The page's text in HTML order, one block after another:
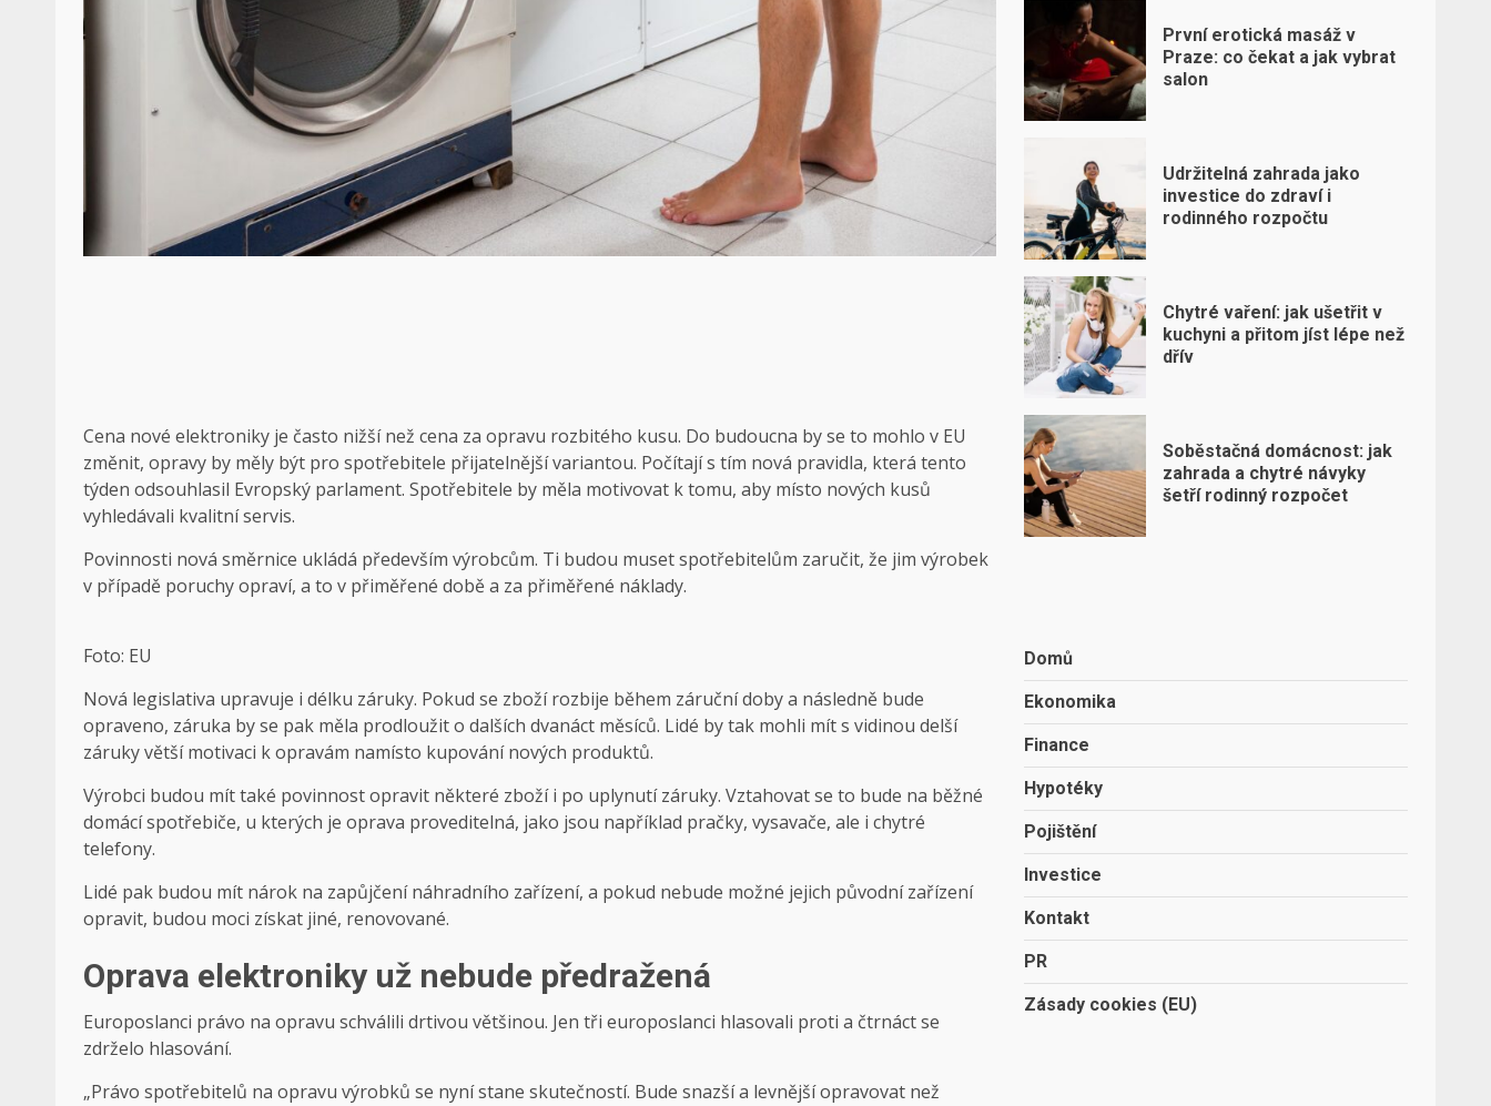
Cena nové elektroniky je často nižší než cena za opravu rozbitého kusu. Do budoucna by se to mohlo v EU
změnit, opravy by měly být pro spotřebitele přijatelnější variantou. Počítají s tím nová pravidla, která tento
týden odsouhlasil Evropský parlament. Spotřebitele by měla motivovat k tomu, aby místo nových kusů
vyhledávali kvalitní servis.
Povinnosti nová směrnice ukládá především výrobcům. Ti budou muset spotřebitelům zaručit, že jim výrobek
v případě poruchy opraví, a to v přiměřené době a za přiměřené náklady.
Foto: EU
Nová legislativa upravuje i délku záruky. Pokud se zboží rozbije během záruční doby a následně bude
opraveno, záruka by se pak měla prodloužit o dalších dvanáct měsíců. Lidé by tak mohli mít s vidinou delší
záruky větší motivaci k opravám namísto kupování nových produktů.
Výrobci budou mít také povinnost opravit některé zboží i po uplynutí záruky. Vztahovat se to bude na běžné
domácí spotřebiče, u kterých je oprava proveditelná, jako jsou například pračky, vysavače, ale i chytré
telefony.
Lidé pak budou mít nárok na zapůjčení náhradního zařízení, a pokud nebude možné jejich původní zařízení
opravit, budou moci získat jiné, renovované.
Oprava elektroniky už nebude předražená
Europoslanci právo na opravu schválili drtivou většinou. Jen tři europoslanci hlasovali proti a čtrnáct se
zdrželo hlasování.
„Právo spotřebitelů na opravu výrobků se nyní stane skutečností. Bude snazší a levnější opravovat než
První erotická masáž v
Praze: co čekat a jak vybrat
salon
Udržitelná zahrada jako
investice do zdraví i
rodinného rozpočtu
Chytré vaření: jak ušetřit v
kuchyni a přitom jíst lépe než
dřív
Soběstačná domácnost: jak
zahrada a chytré návyky
šetří rodinný rozpočet
Domů
Ekonomika
Finance
Hypotéky
Pojištění
Investice
Kontakt
PR
Zásady cookies (EU)